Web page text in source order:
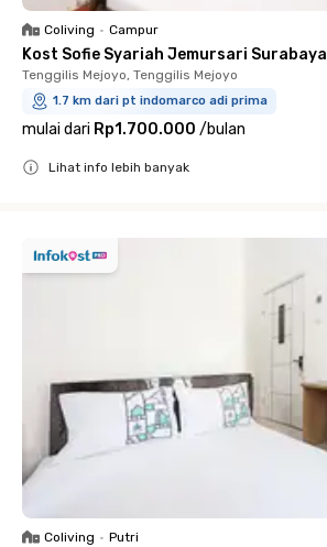
Coliving • Campur
Kost Sofie Syariah Jemursari Surabaya
Tenggilis Mejoyo, Tenggilis Mejoyo
1.7 km dari pt indomarco adi prima
mulai dari Rp1.700.000 /bulan
Lihat info lebih banyak
Coliving • Putri